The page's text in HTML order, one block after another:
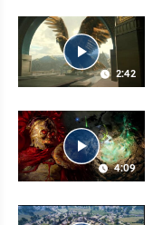
2:42
4:09